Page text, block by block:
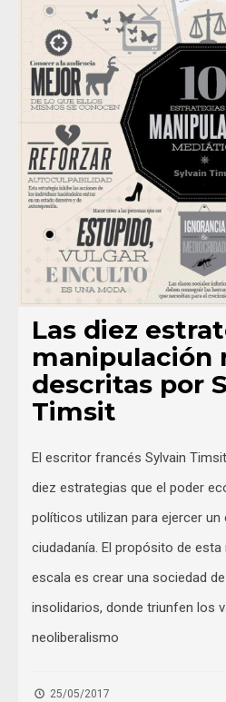
Las diez
manipulación
descritas por
Timsit
El escritor francés Sylvain
diez estrategias que el poder
políticos utilizan para ejercer
ciudadanía. El propósito de
escala es crear una sociedad
insolidarios, donde triunfen los
neoliberalismo
25/05/2017